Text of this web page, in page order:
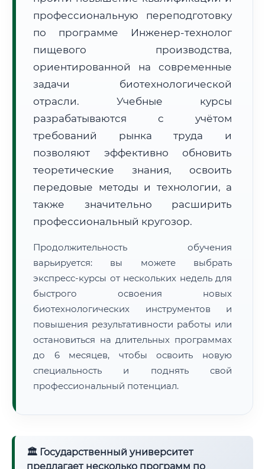
Расчет логистики оригиналов:
• Экспресс-доставка СДЭК / Почтой:1–2 рабочих дня
📜 Документы и аккредитация
🔍Нажмите на документ для увеличения и просмотра
профессиональную переподготовку
по программе Инженер-технолог
пищевого производства,
ориентированной на современные
задачи биотехнологической
отрасли. Учебные курсы
разрабатываются с учётом
требований рынка труда и
позволяют эффективно обновить
теоретические знания, освоить
передовые методы и технологии, а
также значительно расширить
профессиональный кругозор.
Продолжительность обучения
варьируется: вы можете выбрать
экспресс-курсы от нескольких недель для
быстрого освоения новых
биотехнологических инструментов и
повышения результативности работы или
остановиться на длительных программах
до 6 месяцев, чтобы освоить новую
специальность и поднять свой
профессиональный потенциал.
🏛 Государственный университет
предлагает несколько программ по